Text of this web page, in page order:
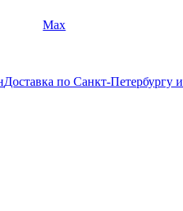
Max
Доставка по Санкт-Петербургу